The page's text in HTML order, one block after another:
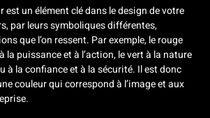
est un élément clé dans le design de votre
par leurs symboliques différentes,
que l’on ressent. Par exemple, le rouge
la puissance et à l’action, le vert à la nature
à la confiance et à la sécurité. Il est donc
couleur qui correspond à l’image et aux